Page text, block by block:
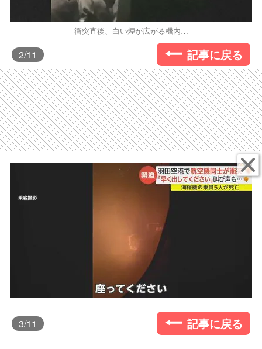
衝突直後、白い煙が広がる機内…
2/11 記事に戻る
3/11 記事に戻る